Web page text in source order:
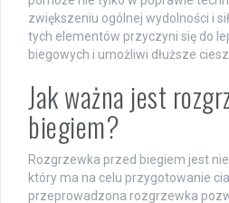
zwiększeniu ogólnej wydolności i
tych elementów przyczyni się do
biegowych i umożliwi dłuższe
Jak ważna jest
biegiem?
Rozgrzewka przed biegiem jest
który ma na celu przygotowanie
przeprowadzona rozgrzewka